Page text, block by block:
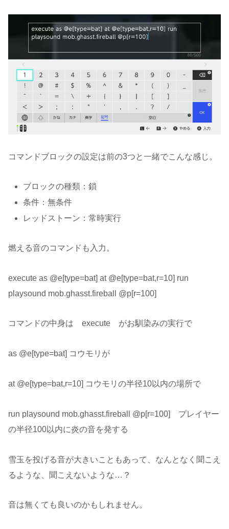
コマンドブロックの設定は前の3つと一緒でこんな感じ。
ブロックの種類：鎖
条件：無条件
レッドストーン：常時実行
燃える音のコマンドも入力。
execute as @e[type=bat] at @e[type=bat,r=10] run
playsound mob.ghasst.fireball @p[r=100]
コマンドの中身は execute がお馴染みの実行で
as @e[type=bat] コウモリが
at @e[type=bat,r=10] コウモリの半径10以内の場所で
run playsound mob.ghasst.fireball @p[r=100] プレイヤー
の半径100以内に炎の音を発する
雪玉を投げる音が大きいこともあって、なんとなく聞こえ
るような、聞こえないような…？
音は無くても良いのかもしれません。